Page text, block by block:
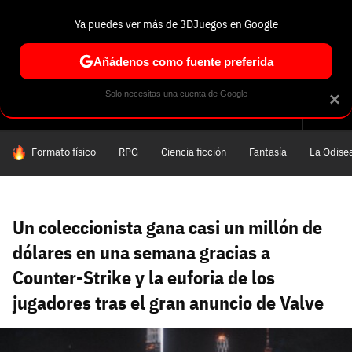
Buscar
HOY SE HABLA DE
Formato físico RPG Ciencia ficción Fantasía La
Un coleccionista gana casi un millón de
dólares en una semana gracias a
Counter-Strike y la euforia de los
jugadores tras el gran anuncio de Valve
Entra en 3DJuegos
Correo electrónico
Contraseña
Iniciar sesión Recuperar contraseña
Entra con Google
Regístrate en 3DJuegos
Correo electrónico
Contraseña (mínimo 6 caracteres)
Nombre de usuario
Se usa para la dirección de tu página de usuario.
Piénsalo bien porque no podrás cambiarlo. Mínimo 3
Recuperar contraseña
Correo electrónico
Recuperar contraseña Cancelar
Te enviaremos un correo electrónico con un
Facebook:
Recuperar contraseña
×
Ya puedes ver más de 3DJuegos en Google
Añádenos como fuente preferida
Solo necesitas una cuenta de Google